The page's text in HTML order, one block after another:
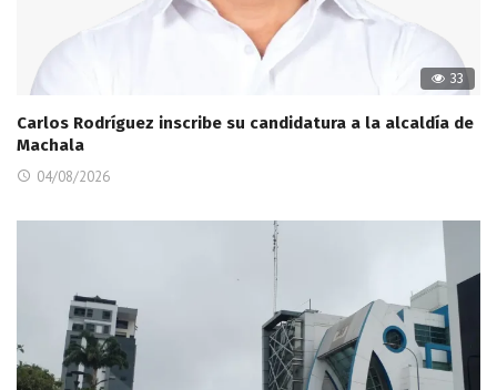
33
Carlos Rodríguez inscribe su candidatura a la alcaldía de
Machala
04/08/2026